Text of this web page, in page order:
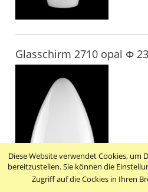
Diese Website verwendet Cookies, um
bereitzustellen. Sie können die
Zugriff auf die Cockies in Ihren
Glasschirm 2710 opal Φ